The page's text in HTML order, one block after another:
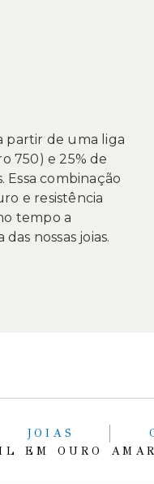
partir de uma liga
750) e 25% de
combinação
e resistência
tempo a
nossas joias.
JOIAS
EM OURO